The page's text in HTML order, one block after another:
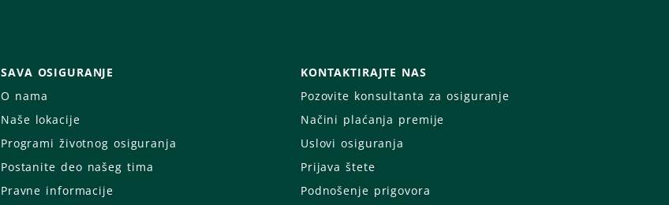
SAVA OSIGURANJE
O nama
Naše lokacije
Programi životnog osiguranja
Postanite deo našeg tima
Pravne informacije
KONTAKTIRAJTE NAS
Pozovite konsultanta za osiguranje
Načini plaćanja premije
Uslovi osiguranja
Prijava štete
Podnošenje prigovora